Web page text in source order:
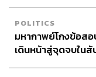
POLITICS
มหากาพย์โกงข้อส
เดินหน้าสู่จุดจบใน